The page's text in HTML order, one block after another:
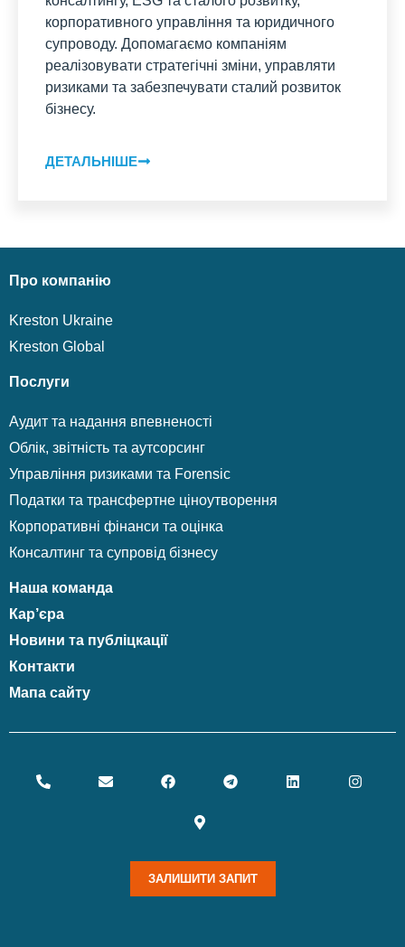
корпоративного управління та юридичного
супроводу. Допомагаємо компаніям
реалізовувати стратегічні зміни, управляти
ризиками та забезпечувати сталий розвиток
бізнесу.
ДЕТАЛЬНІШЕ
Про компанію
Kreston Ukraine
Kreston Global
Послуги
Аудит та надання впевненості
Облік, звітність та аутсорсинг
Управління ризиками та Forensic
Податки та трансфертне ціноутворення
Корпоративні фінанси та оцінка
Консалтинг та супровід бізнесу
Наша команда
Кар’єра
Новини та публіцкації
Контакти
Мапа сайту
ЗАЛИШИТИ ЗАПИТ